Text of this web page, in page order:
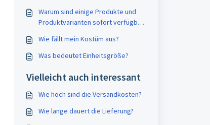
Warum sind einige Produkte und
Produktvarianten sofort verfügbar
Wie fällt mein Kostüm aus?
Was bedeutet Einheitsgröße?
Vielleicht auch interessant
Wie hoch sind die Versandkosten?
Wie lange dauert die Lieferung?